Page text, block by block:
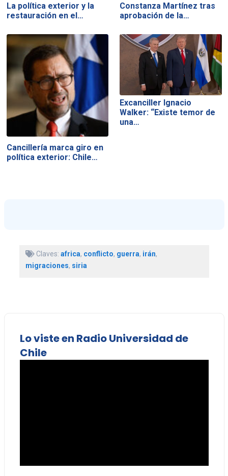
La política exterior y la
restauración en el…
Constanza Martínez tras
aprobación de la…
Cancillería marca giro en
política exterior: Chile…
Excanciller Ignacio
Walker: “Existe temor de
una…
Claves: africa, conflicto, guerra, irán,
migraciones, siria
Lo viste en Radio Universidad de
Chile